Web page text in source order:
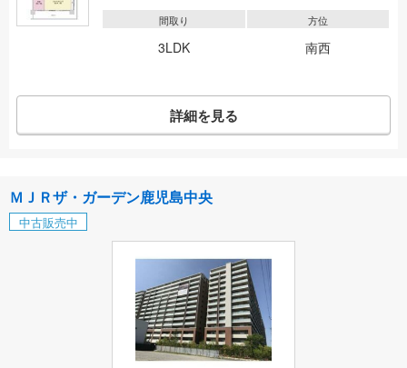
間取り
3LDK
方位
南西
詳細を見る
ＭＪＲザ・ガーデン鹿児島中央
中古販売中